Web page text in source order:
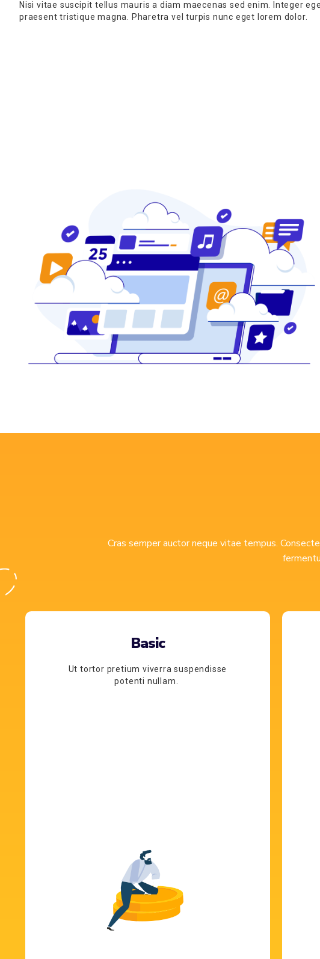
Nisi vitae suscipit tellus mauris a diam maecenas sed enim. Integer
praesent tristique magna. Pharetra vel turpis nunc eget lorem dolor.
Cras semper auctor neque vitae tempus.
Basic
Ut tortor pretium viverra suspendisse
potenti nullam.